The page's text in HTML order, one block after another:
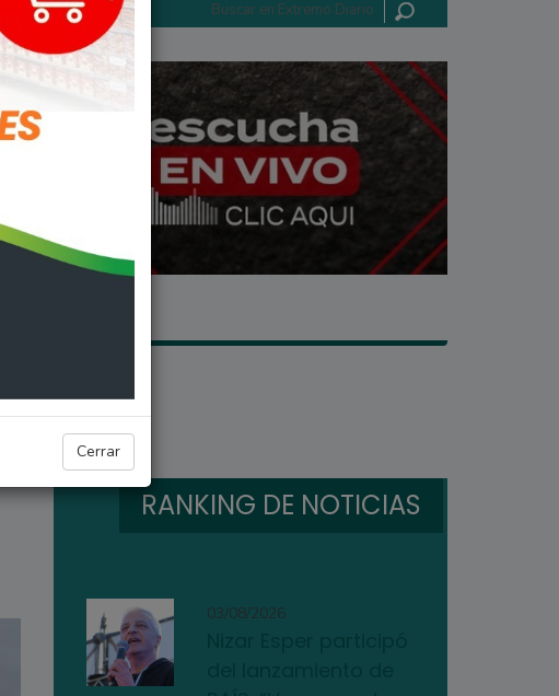
Cerrar
RANKING DE NOTICIAS
03/08/2026